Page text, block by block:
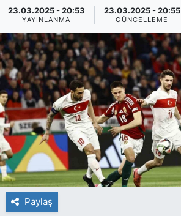
23.03.2025 - 20:53
YAYINLANMA
23.03.2025 - 20:55
GÜNCELLEME
Paylaş
SAĞLIK